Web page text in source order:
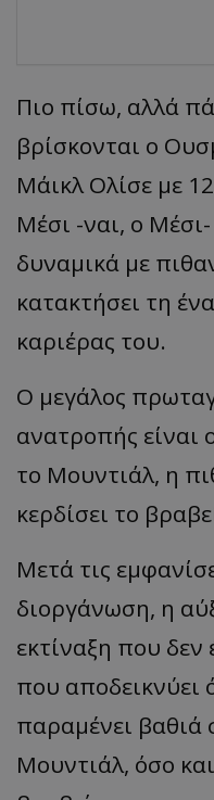
Πιο πίσω, αλλά
βρίσκονται ο
Μάικλ Ολίσε με
Μέσι -ναι, ο Μέσι-
δυναμικά με
κατακτήσει τη
καριέρας του.
Ο μεγάλος
ανατροπής είναι
το Μουντιάλ, η
κερδίσει το
Μετά τις
διοργάνωση, η
εκτίναξη που δεν
που
παραμένει βαθιά
Μουντιάλ, όσο